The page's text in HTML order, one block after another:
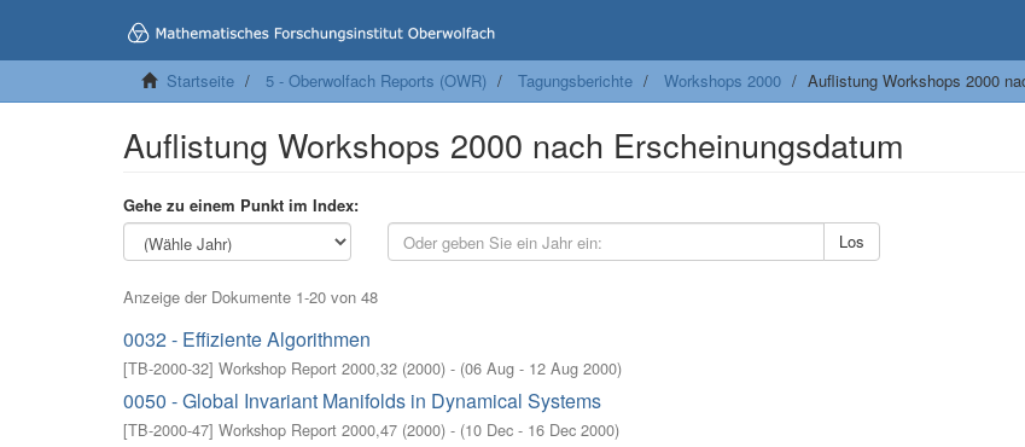
Startseite 5 - Oberwolfach Reports (OWR) Tagungsberichte Workshops 2000 Auflistung Workshops 2000
Auflistung Workshops 2000 nach Erscheinungsdatum
Gehe zu einem Punkt im Index:
Los
Anzeige der Dokumente 1-20 von 48
0032 - Effiziente Algorithmen
[TB-2000-32] Workshop Report 2000,32 (2000) - (06 Aug - 12 Aug 2000)
0050 - Global Invariant Manifolds in Dynamical Systems
[TB-2000-47] Workshop Report 2000,47 (2000) - (10 Dec - 16 Dec 2000)